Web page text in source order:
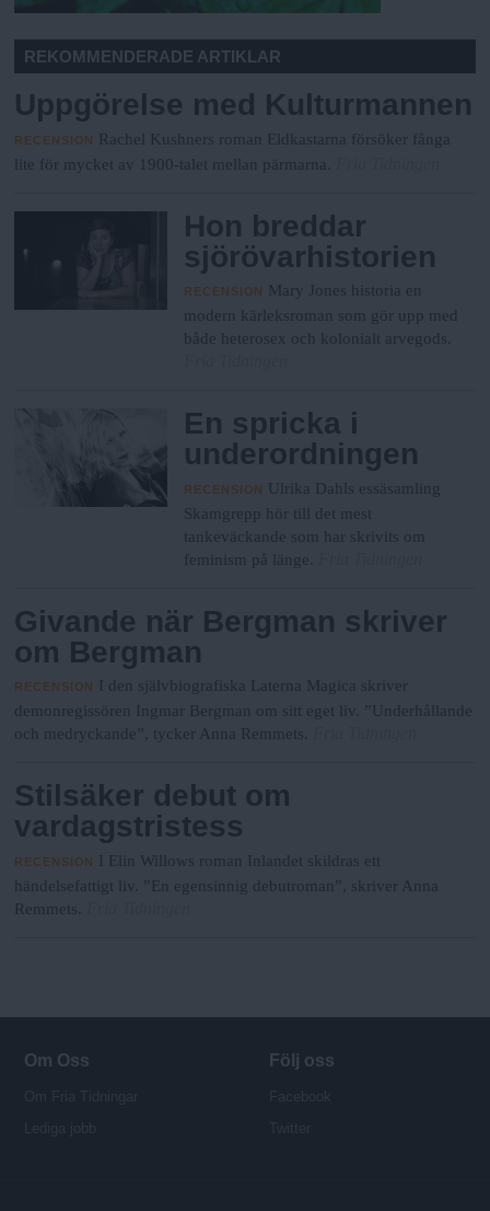
REKOMMENDERADE ARTIKLAR
Uppgörelse med Kulturmannen
RECENSION
Rachel Kushners roman Eldkastarna försöker fånga
lite för mycket av 1900-talet mellan pärmarna.
Hon breddar
sjörövarhistorien
RECENSION
Mary Jones historia en
modern kärleksroman som gör upp med
både heterosex och kolonialt arvegods.
En spricka i
underordningen
RECENSION
Ulrika Dahls essäsamling
Skamgrepp hör till det mest
tankeväckande som har skrivits om
feminism på länge.
Givande när Bergman skriver
om Bergman
RECENSION
I den självbiografiska Laterna Magica skriver
demonregissören Ingmar Bergman om sitt eget liv. ”Underhållande
och medryckande”, tycker Anna Remmets.
Stilsäker debut om
vardagstristess
RECENSION
I Elin Willows roman Inlandet skildras ett
händelsefattigt liv. ”En egensinnig debutroman”, skriver Anna
Remmets.
Om Oss Följ oss